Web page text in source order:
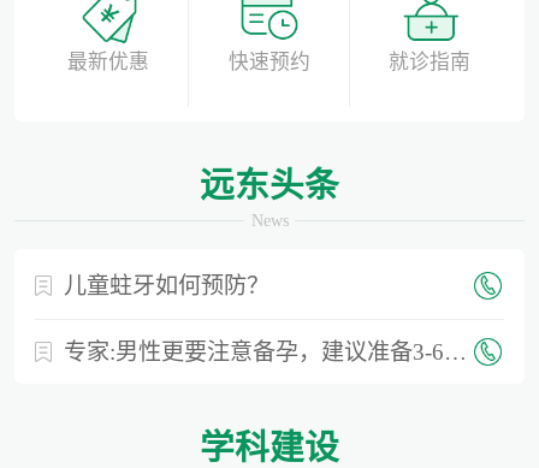
最新优惠 快速预约 就诊指南
远东头条
News
儿童蛀牙如何预防？
专家:男性更要注意备孕，建议准备3-6个月时间
学科建设